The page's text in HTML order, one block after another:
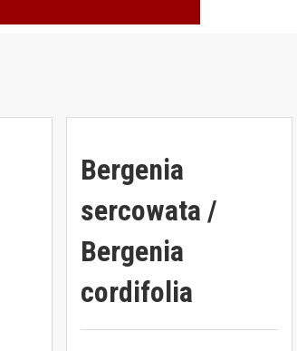
Bergenia
sercowata /
Bergenia
cordifolia